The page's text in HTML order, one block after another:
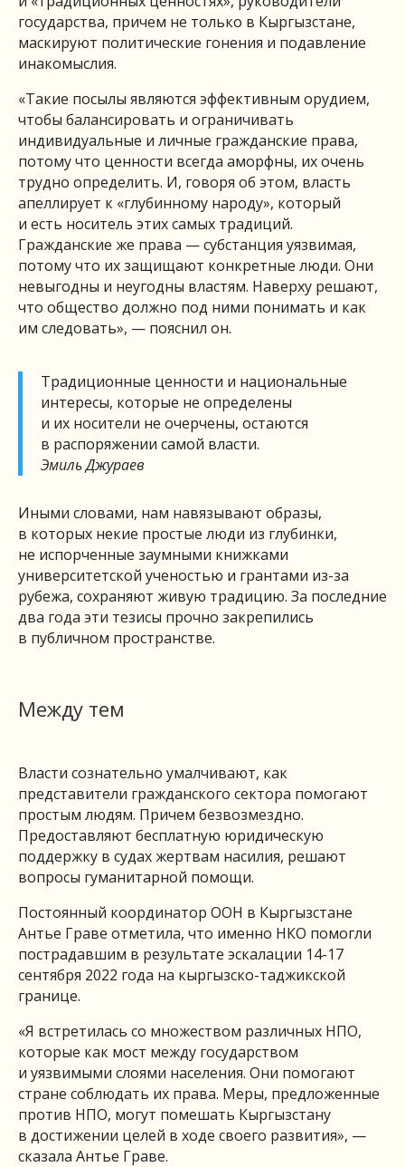
государства, причем не только в Кыргызстане,
маскируют политические гонения и подавление
инакомыслия.
«Такие посылы являются эффективным орудием,
чтобы балансировать и ограничивать
индивидуальные и личные гражданские права,
потому что ценности всегда аморфны, их очень
трудно определить. И, говоря об этом, власть
апеллирует к «глубинному народу», который
и есть носитель этих самых традиций.
Гражданские же права — субстанция уязвимая,
потому что их защищают конкретные люди. Они
невыгодны и неугодны властям. Наверху решают,
что общество должно под ними понимать и как
им следовать», — пояснил он.
Традиционные ценности и национальные
интересы, которые не определены
и их носители не очерчены, остаются
в распоряжении самой власти.
Эмиль Джураев
Иными словами, нам навязывают образы,
в которых некие простые люди из глубинки,
не испорченные заумными книжками
университетской ученостью и грантами из-за
рубежа, сохраняют живую традицию. За последние
два года эти тезисы прочно закрепились
в публичном пространстве.
Между тем
Власти сознательно умалчивают, как
представители гражданского сектора помогают
простым людям. Причем безвозмездно.
Предоставляют бесплатную юридическую
поддержку в судах жертвам насилия, решают
вопросы гуманитарной помощи.
Постоянный координатор ООН в Кыргызстане
Антье Граве отметила, что именно НКО помогли
пострадавшим в результате эскалации 14-17
сентября 2022 года на кыргызско-таджикской
границе.
«Я встретилась со множеством различных НПО,
которые как мост между государством
и уязвимыми слоями населения. Они помогают
стране соблюдать их права. Меры, предложенные
против НПО, могут помешать Кыргызстану
в достижении целей в ходе своего развития», —
сказала Антье Граве.